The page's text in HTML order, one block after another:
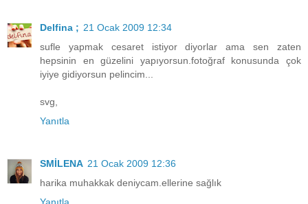
Delfina ; 21 Ocak 2009 12:34
sufle yapmak cesaret istiyor diyorlar ama sen zaten
hepsinin en güzelini yapıyorsun.fotoğraf konusunda çok
iyiye gidiyorsun pelincim...
svg,
Yanıtla
SMİLENA 21 Ocak 2009 12:36
harika muhakkak deniycam.ellerine sağlık